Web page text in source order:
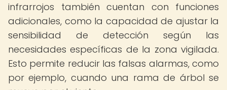
infrarrojos también cuentan con funciones
adicionales, como la capacidad de ajustar la
sensibilidad de detección según las
necesidades específicas de la zona vigilada.
Esto permite reducir las falsas alarmas, como
por ejemplo, cuando una rama de árbol se